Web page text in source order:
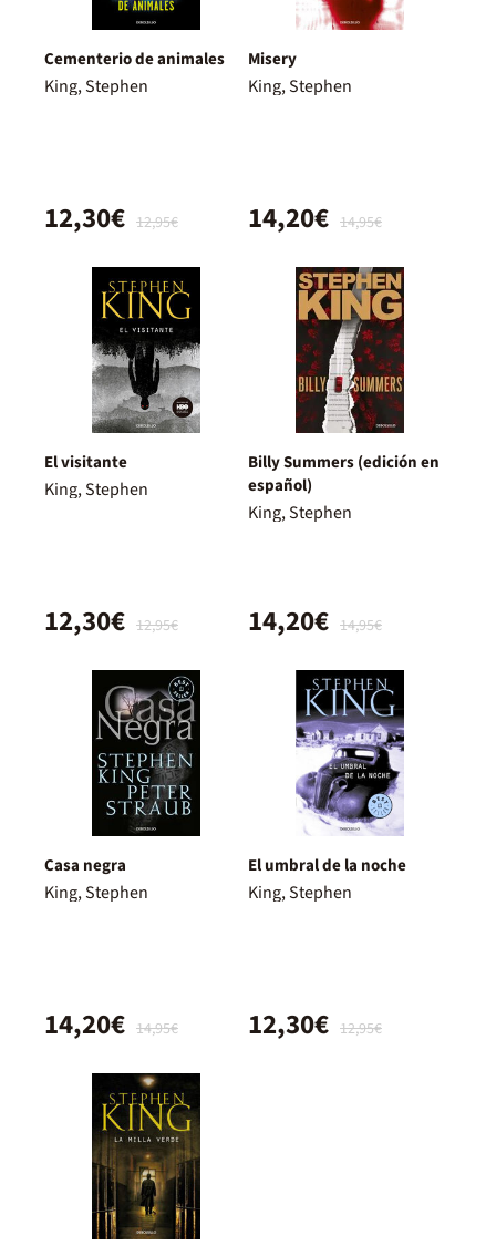
Cementerio de animales
King, Stephen
12,95€
12,30€
Misery
King, Stephen
14,95€
14,20€
El visitante
King, Stephen
12,95€
12,30€
Billy Summers (edición en
español)
King, Stephen
14,95€
14,20€
Casa negra
King, Stephen
14,95€
14,20€
El umbral de la noche
King, Stephen
12,95€
12,30€